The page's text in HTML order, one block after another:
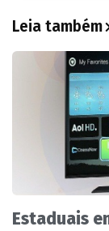
Leia também
Estaduais